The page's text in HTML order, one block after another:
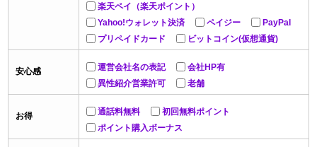
楽天ペイ（楽天ポイント）
Yahoo!ウォレット決済
ペイジー
PayPal
プリペイドカード
ビットコイン(仮想通貨)
安心感 運営会社名の表記
会社HP有
異性紹介営業許可
老舗
お得 通話料無料
初回無料ポイント
ポイント購入ボーナス